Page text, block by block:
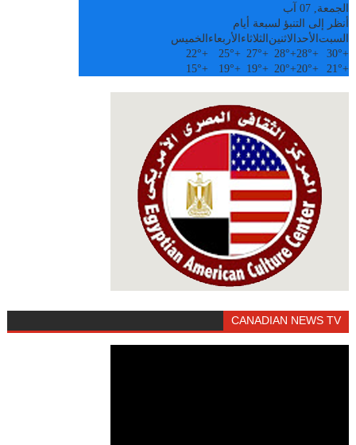
الجمعة, 07 آب
أنظر إلى التنبؤ لسبعة أيام
السبت الأحدالاثنين الثلاثاء الأربعاء الخميس
+
30°
+
28°
+
28°
+
27°
+
25°
+
22°
+
21°
+
20°
+
20°
+
19°
+
19°
+
15°
CANADIAN NEWS TV